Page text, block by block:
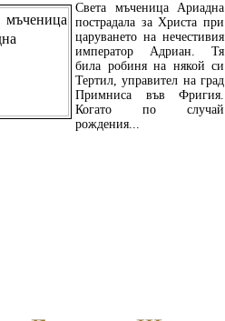
Света мъченица Ариадна
пострадала за Христа при
царуването на нечестивия
император Адриан. Тя
била робиня на някой си
Тертил, управител на град
Примниса във Фригия.
Когато по случай
рождения...